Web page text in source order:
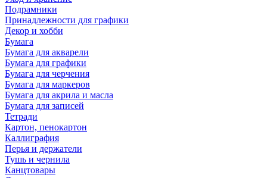
Подрамники
Принадлежности для графики
Декор и хобби
Бумага
Бумага для акварели
Бумага для графики
Бумага для черчения
Бумага для маркеров
Бумага для акрила и масла
Бумага для записей
Тетради
Картон, пенокартон
Каллиграфия
Перья и держатели
Тушь и чернила
Канцтовары